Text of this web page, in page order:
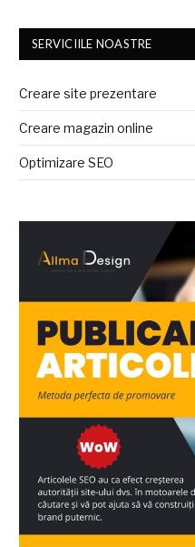
SERVICIILE NOASTRE
Creare site prezentare
Creare magazin online
Optimizare SEO